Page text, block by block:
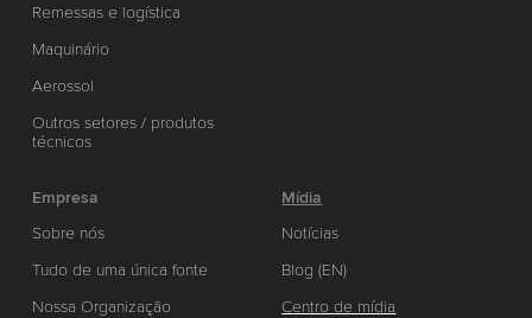
Remessas e logística
Maquinário
Aerossol
Outros setores / produtos
técnicos
Empresa
Sobre nós
Tudo de uma única fonte
Nossa Organização
Mídia
Notícias
Blog (EN)
Centro de mídia